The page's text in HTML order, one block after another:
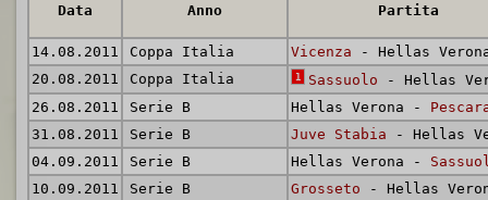
Data Anno Partita
14.08.2011
Coppa Italia Vicenza - Hellas
20.08.2011
Coppa Italia 1 Sassuolo - Hellas
26.08.2011
Serie B Hellas Verona -
31.08.2011
Serie B Juve Stabia - Hellas
04.09.2011
Serie B Hellas Verona -
10.09.2011
Serie B Grosseto - Hellas